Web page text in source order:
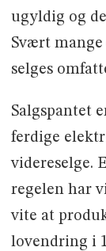
ugyldig og
Svært
selges
Salgspantet
ferdige
videreselge.
regelen har
vite at
lovendring i